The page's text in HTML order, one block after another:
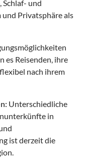
und
Privatsphäre als
es Reisenden, ihre
nach ihrem
Unterschiedliche
in
ist derzeit die